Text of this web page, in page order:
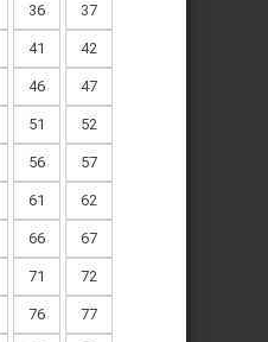
36 37
41 42
46 47
51 52
56 57
61 62
66 67
71 72
76 77